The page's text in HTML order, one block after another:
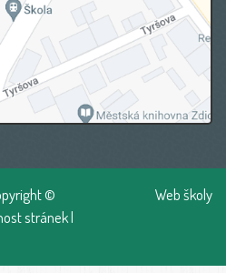
©
stránek|
Web školy